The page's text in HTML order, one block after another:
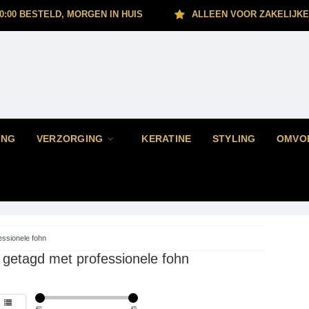
BESTELD, MORGEN IN HUIS ALLEEN VOOR
VERZORGING KERATINE STYLING
fohn
met professionele fohn